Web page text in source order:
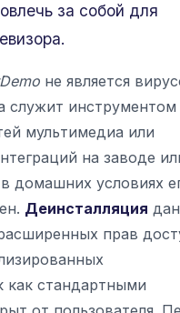
за собой для
не является
служит инструментом
мультимедиа или
на заводе
домашних условиях
Деинсталляция
прав
как стандартными